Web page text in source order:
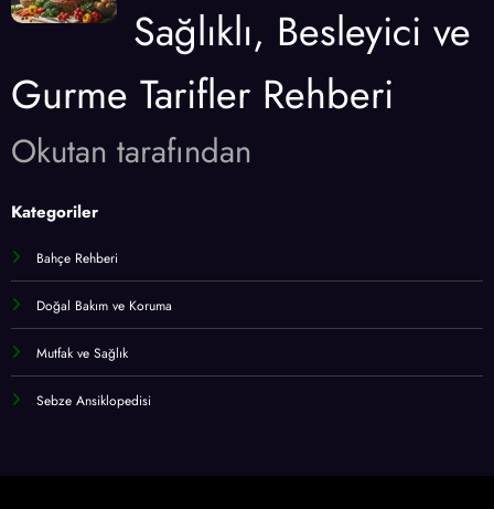
Sağlıklı, Besleyici ve
Gurme Tarifler Rehberi
Okutan tarafından
Kategoriler
Bahçe Rehberi
Doğal Bakım ve Koruma
Mutfak ve Sağlık
Sebze Ansiklopedisi